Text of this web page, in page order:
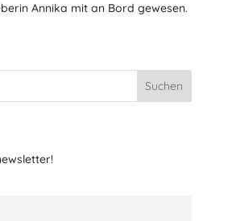
Annika mit an Bord gewesen.
Suchen